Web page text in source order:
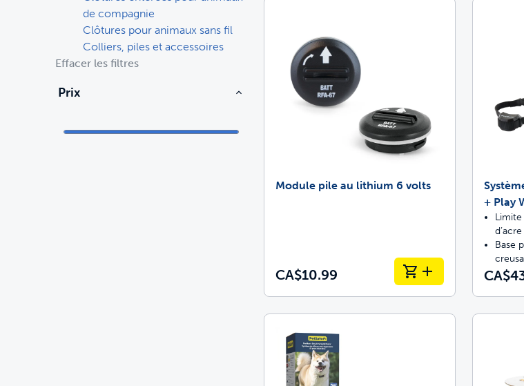
Entraînement
Jouets
Achetez tous les produits
Magasinez des solutions de
Fontaines et distributeurs de nourriture
Achetez tous les produits
Magasinez ScoopFree pour un
Pièces et accessoires
Portes
Bacs à litière et litière
Prêt à arrêter de ramasser les
de compagnie
Clôtures pour animaux sans fil
Colliers, piles et accessoires
Effacer les filtres
Prix
Module pile au lithium 6 volts
CA$10.99
+ Play
d’acre
Base